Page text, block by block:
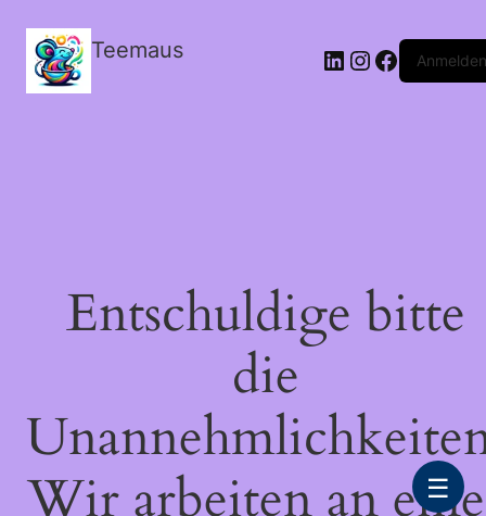
Teemaus LinkedIn
Instagram
FacebookAnmelden
Entschuldige bitte
die
Wir arbeiten an
☰